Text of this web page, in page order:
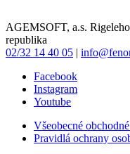
AGEMSOFT, a.s.
republika
02/32 14 40 05 |
Facebook
Instagram
Youtube
Všeobecné
Pravidlá ochrany